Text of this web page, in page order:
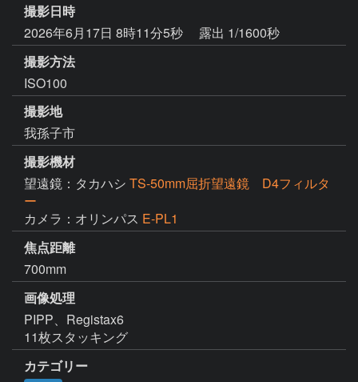
撮影日時
2026年6月17日 8時11分5秒
露出 1/1600秒
撮影方法
ISO100
撮影地
我孫子市
撮影機材
望遠鏡：タカハシ TS-50mm屈折望遠鏡 D4フィルタ
ー
カメラ：オリンパス E-PL1
焦点距離
700mm
画像処理
PIPP、Registax6
11枚スタッキング
カテゴリー